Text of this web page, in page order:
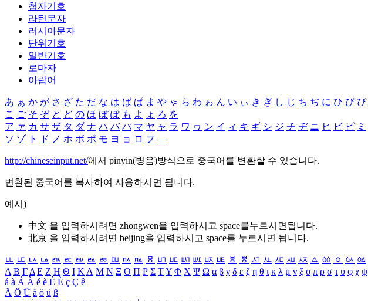
첨자기호
라틴문자
러시아문자
단위기호
일반기호
로마자
아랍어
あ ぁ か が さ ざ た だ な は ば ぱ ま や ゃ ら わ ゎ ん い ぃ き ぎ し じ ち ぢ に ひ び ぴ
こ ご そ ぞ と ど の ほ ぼ ぽ も よ ょ ろ を
ア ァ カ サ ザ タ ダ ナ ハ バ パ マ ヤ ャ ラ ワ ヮ ン イ ィ キ ギ シ ジ チ ヂ ニ ヒ ビ ピ ミ
ソ ゾ ト ド ノ ホ ボ ポ モ ヨ ョ ロ ヲ ―
http://chineseinput.net/에서 pinyin(병음)방식으로 중국어를 변환할 수 있습니다.
변환된 중국어를 복사하여 사용하시면 됩니다.
예시)
中文 을 입력하시려면 zhongwen을 입력하시고 space를누르시면됩니다.
北京 을 입력하시려면 beijing을 입력하시고 space를 누르시면 됩니다.
ㅥ ㅦ ㅧ ㅨ ㅩ ㅪ ㅫ ㅬ ㅭ ㅮ ㅯ ㅰ ㅱ ㅲ ㅳ ㅴ ㅵ ㅶ ㅷ ㅸ ㅹ ㅺ ㅻ ㅼ ㅽ ㅾ ㅿ ㆀ ㆁ ㆂ ㆃ
Α Β ΓΔ Ε Ζ Η Θ Ι ΚΛ Μ Ν Ξ Ο Π Ρ Σ ΤΥ Φ Χ Ψ Ω α β γ δ ε ζ η θ ι κ λ μ ν ξ ο π ρ σ τ υ φ χ ψ
á à Á À é è É È ç Ç ê
Ä Ö Ü ä ö ü ß